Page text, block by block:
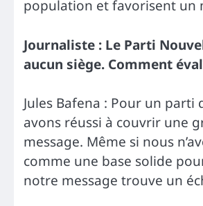
population et favorisent un
Journaliste : Le Parti
aucun siège. Comment
Jules Bafena : Pour un
avons réussi à couvrir une
message. Même si nous
comme une base solide
notre message trouve un